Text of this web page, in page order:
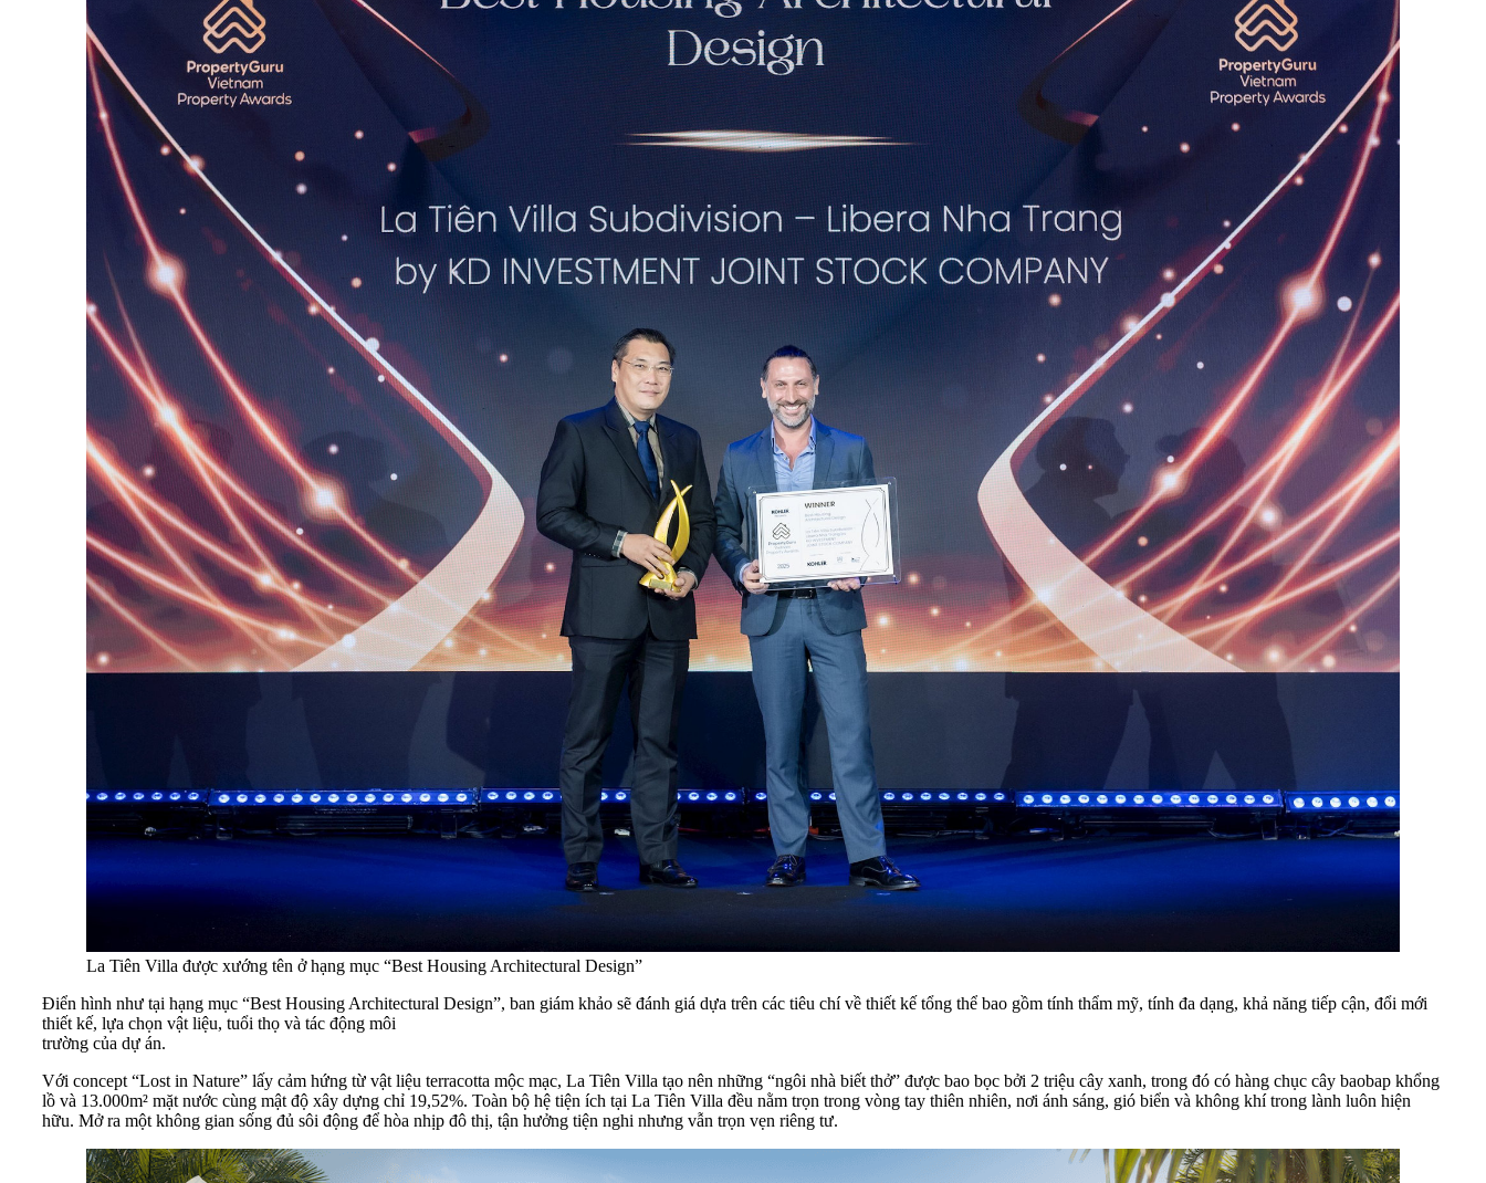
La Tiên Villa được xướng tên ở hạng mục “Best Housing Architectural Design”
Điển hình như tại hạng mục “Best Housing Architectural Design”, ban giám khảo sẽ đánh giá dựa trên các tiêu chí về thiết kế tổng thể bao gồm tính thẩm mỹ, tính đa dạng, khả năng tiếp cận, đổi mới
thiết kế, lựa chọn vật liệu, tuổi thọ và tác động môi
trường của dự án.
Với concept “Lost in Nature” lấy cảm hứng từ vật liệu terracotta mộc mạc, La Tiên Villa tạo nên những “ngôi nhà biết thở” được bao bọc bởi 2 triệu cây xanh, trong đó có hàng chục cây baobap khổng
lồ và 13.000m² mặt nước cùng mật độ xây dựng chỉ 19,52%. Toàn bộ hệ tiện ích tại La Tiên Villa đều nằm trọn trong vòng tay thiên nhiên, nơi ánh sáng, gió biển và không khí trong lành luôn hiện
hữu. Mở ra một không gian sống đủ sôi động để hòa nhịp đô thị, tận hưởng tiện nghi nhưng vẫn trọn vẹn riêng tư.